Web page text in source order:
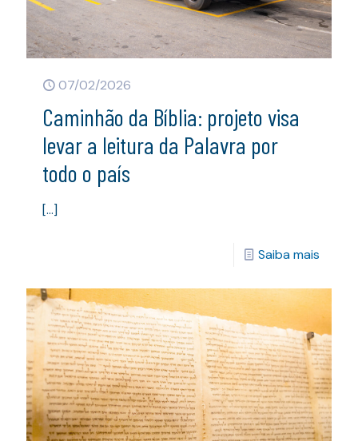
07/02/2026
Caminhão da Bíblia: projeto visa
levar a leitura da Palavra por
todo o país
[…]
Saiba mais